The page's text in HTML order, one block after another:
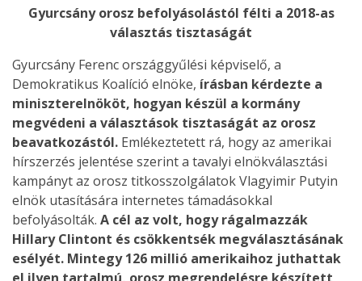
Gyurcsány orosz befolyásolástól félti a 2018-as
választás tisztaságát
Gyurcsány Ferenc országgyűlési képviselő, a
Demokratikus Koalíció elnöke, írásban kérdezte a
miniszterelnököt, hogyan készül a kormány
megvédeni a választások tisztaságát az orosz
beavatkozástól. Emlékeztetett rá, hogy az amerikai
hírszerzés jelentése szerint a tavalyi elnökválasztási
kampányt az orosz titkosszolgálatok Vlagyimir Putyin
elnök utasítására internetes támadásokkal
befolyásolták. A cél az volt, hogy rágalmazzák
Hillary Clintont és csökkentsék megválasztásának
esélyét. Mintegy 126 millió amerikaihoz juthattak